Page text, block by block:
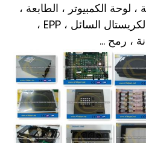
لوحة الكمبيوتر ، الطابعة ،
قارئ البطاقات ، شاشات الكريستال السائل ، EPP ،
، رمح ...